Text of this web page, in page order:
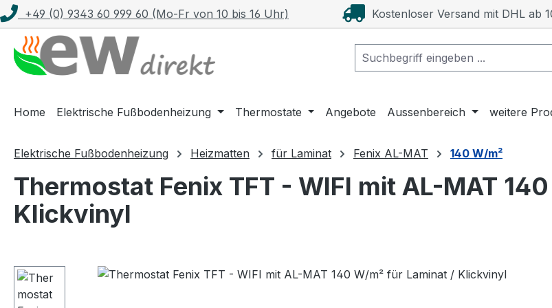
Hauptinhalt springen
Zur Suche springen
Zur Hauptnavigation springen
+49 (0) 9343 60 999 60 (Mo-Fr von 10 bis 16 Uhr) Kostenloser Versand mit DHL ab
Home Elektrische Fußbodenheizung Thermostate Angebote Aussenbereich weitere
Elektrische Fußbodenheizung Heizmatten für Laminat Fenix AL-MAT 140 W/m²
Thermostat Fenix TFT - WIFI mit AL-MAT
Klickvinyl
Bildergalerie überspringen